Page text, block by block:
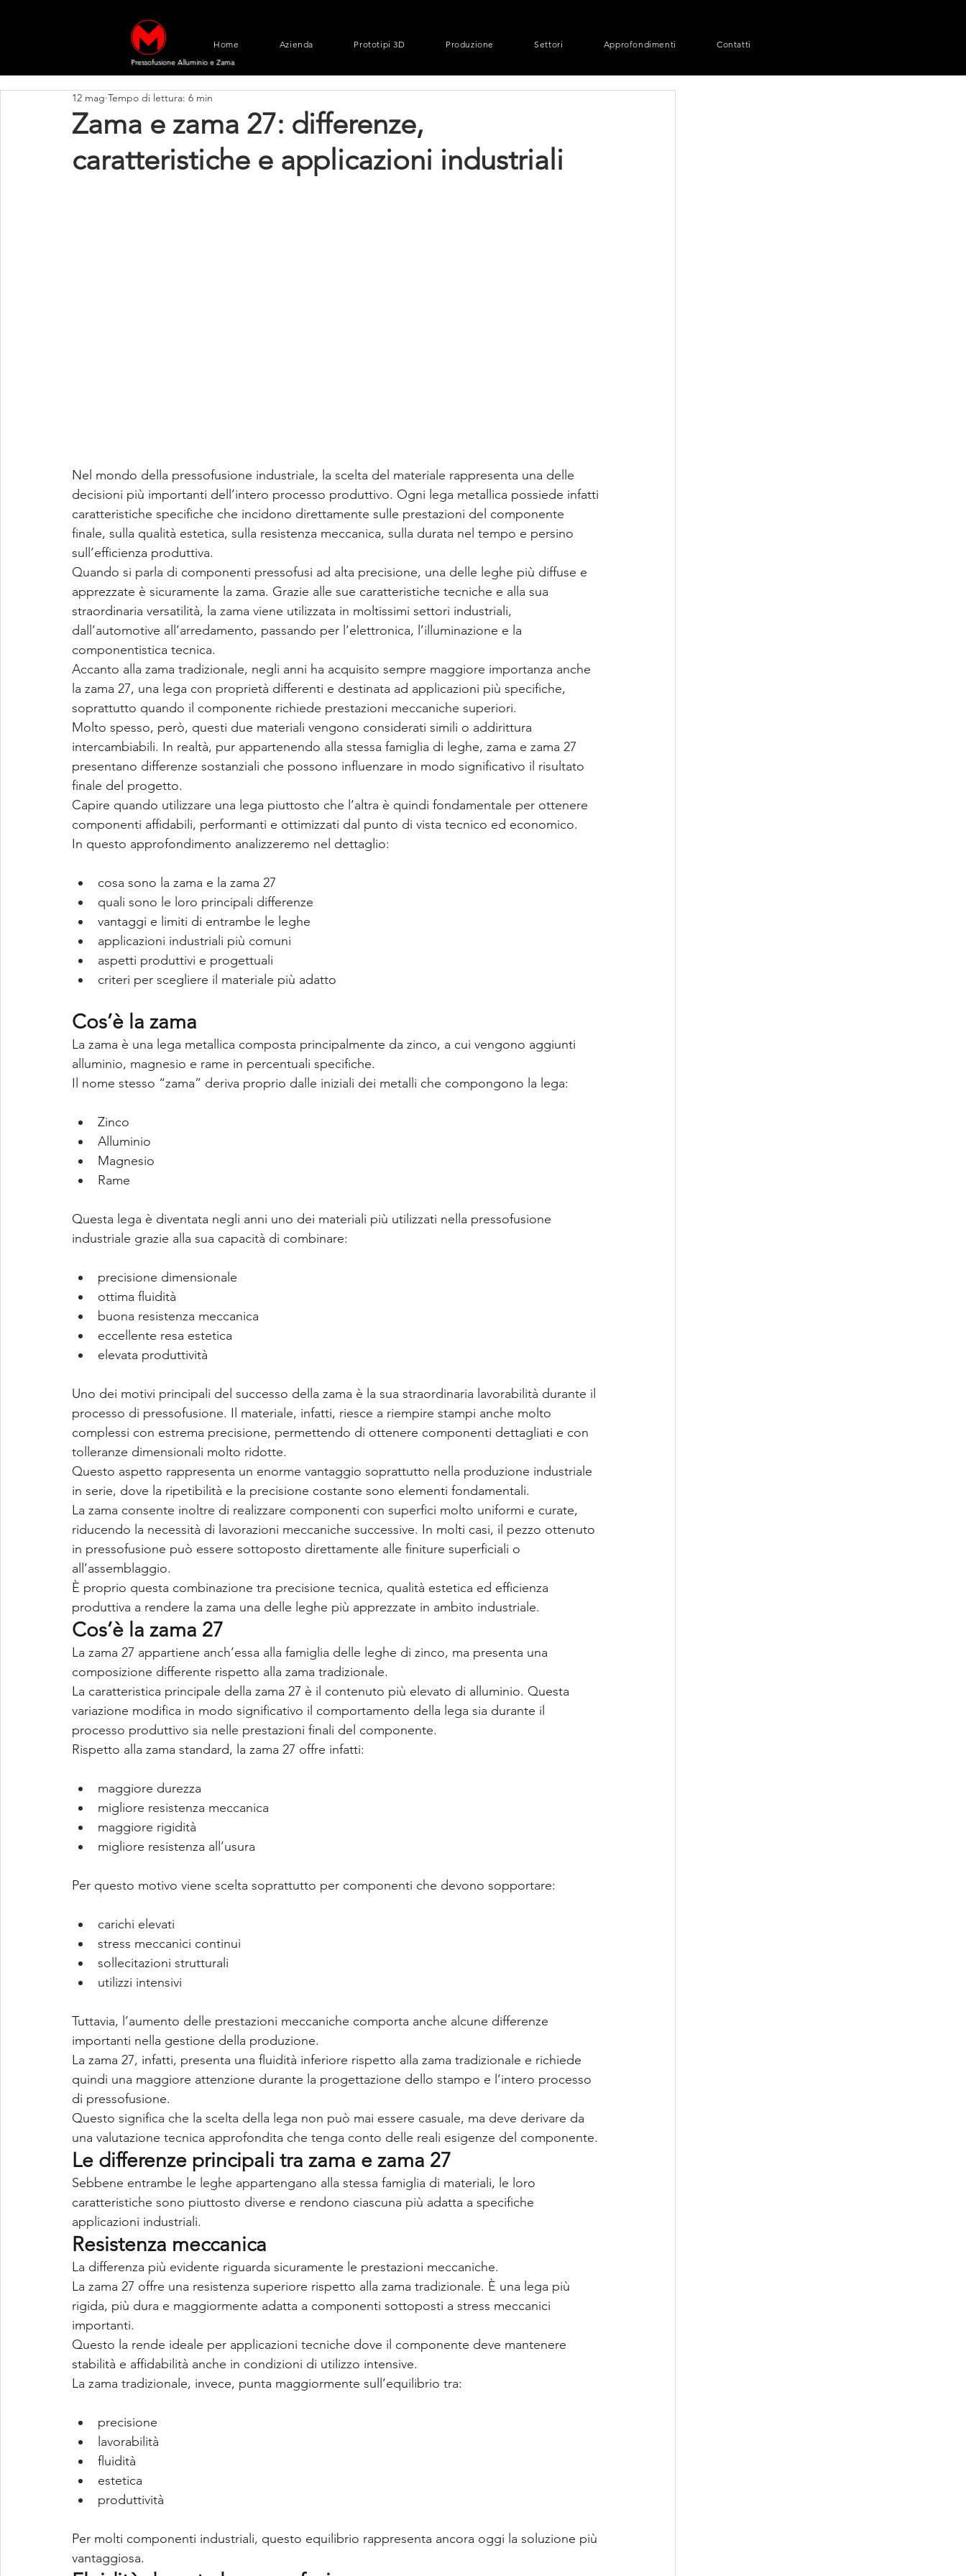
Home Azienda Prototipi 3D Produzione Settori Approfondimenti Contatti
Pressofusione Alluminio e Zama
Zama e zama 27: differenze,
caratteristiche e applicazioni industriali
12 mag Tempo di lettura: 6 min
Nel mondo della pressofusione industriale, la scelta del materiale rappresenta una delle
decisioni più importanti dell’intero processo produttivo. Ogni lega metallica possiede infatti
caratteristiche specifiche che incidono direttamente sulle prestazioni del componente
finale, sulla qualità estetica, sulla resistenza meccanica, sulla durata nel tempo e persino
sull’efficienza produttiva.
Quando si parla di componenti pressofusi ad alta precisione, una delle leghe più diffuse e
apprezzate è sicuramente la zama. Grazie alle sue caratteristiche tecniche e alla sua
straordinaria versatilità, la zama viene utilizzata in moltissimi settori industriali,
dall’automotive all’arredamento, passando per l’elettronica, l’illuminazione e la
componentistica tecnica.
Accanto alla zama tradizionale, negli anni ha acquisito sempre maggiore importanza anche
la zama 27, una lega con proprietà differenti e destinata ad applicazioni più specifiche,
soprattutto quando il componente richiede prestazioni meccaniche superiori.
Molto spesso, però, questi due materiali vengono considerati simili o addirittura
intercambiabili. In realtà, pur appartenendo alla stessa famiglia di leghe, zama e zama 27
presentano differenze sostanziali che possono influenzare in modo significativo il risultato
finale del progetto.
Capire quando utilizzare una lega piuttosto che l’altra è quindi fondamentale per ottenere
componenti affidabili, performanti e ottimizzati dal punto di vista tecnico ed economico.
In questo approfondimento analizzeremo nel dettaglio:
cosa sono la zama e la zama 27
quali sono le loro principali differenze
vantaggi e limiti di entrambe le leghe
applicazioni industriali più comuni
aspetti produttivi e progettuali
criteri per scegliere il materiale più adatto
Cos’è la zama
La zama è una lega metallica composta principalmente da zinco, a cui vengono aggiunti
alluminio, magnesio e rame in percentuali specifiche.
Il nome stesso “zama” deriva proprio dalle iniziali dei metalli che compongono la lega:
Zinco
Alluminio
Magnesio
Rame
Questa lega è diventata negli anni uno dei materiali più utilizzati nella pressofusione
industriale grazie alla sua capacità di combinare:
precisione dimensionale
ottima fluidità
buona resistenza meccanica
eccellente resa estetica
elevata produttività
Uno dei motivi principali del successo della zama è la sua straordinaria lavorabilità durante il
processo di pressofusione. Il materiale, infatti, riesce a riempire stampi anche molto
complessi con estrema precisione, permettendo di ottenere componenti dettagliati e con
tolleranze dimensionali molto ridotte.
Questo aspetto rappresenta un enorme vantaggio soprattutto nella produzione industriale
in serie, dove la ripetibilità e la precisione costante sono elementi fondamentali.
La zama consente inoltre di realizzare componenti con superfici molto uniformi e curate,
riducendo la necessità di lavorazioni meccaniche successive. In molti casi, il pezzo ottenuto
in pressofusione può essere sottoposto direttamente alle finiture superficiali o
all’assemblaggio.
È proprio questa combinazione tra precisione tecnica, qualità estetica ed efficienza
produttiva a rendere la zama una delle leghe più apprezzate in ambito industriale.
Cos’è la zama 27
La zama 27 appartiene anch’essa alla famiglia delle leghe di zinco, ma presenta una
composizione differente rispetto alla zama tradizionale.
La caratteristica principale della zama 27 è il contenuto più elevato di alluminio. Questa
variazione modifica in modo significativo il comportamento della lega sia durante il
processo produttivo sia nelle prestazioni finali del componente.
Rispetto alla zama standard, la zama 27 offre infatti:
maggiore durezza
migliore resistenza meccanica
maggiore rigidità
migliore resistenza all’usura
Per questo motivo viene scelta soprattutto per componenti che devono sopportare:
carichi elevati
stress meccanici continui
sollecitazioni strutturali
utilizzi intensivi
Tuttavia, l’aumento delle prestazioni meccaniche comporta anche alcune differenze
importanti nella gestione della produzione.
La zama 27, infatti, presenta una fluidità inferiore rispetto alla zama tradizionale e richiede
quindi una maggiore attenzione durante la progettazione dello stampo e l’intero processo
di pressofusione.
Questo significa che la scelta della lega non può mai essere casuale, ma deve derivare da
una valutazione tecnica approfondita che tenga conto delle reali esigenze del componente.
Le differenze principali tra zama e zama 27
Sebbene entrambe le leghe appartengano alla stessa famiglia di materiali, le loro
caratteristiche sono piuttosto diverse e rendono ciascuna più adatta a specifiche
applicazioni industriali.
Resistenza meccanica
La differenza più evidente riguarda sicuramente le prestazioni meccaniche.
La zama 27 offre una resistenza superiore rispetto alla zama tradizionale. È una lega più
rigida, più dura e maggiormente adatta a componenti sottoposti a stress meccanici
importanti.
Questo la rende ideale per applicazioni tecniche dove il componente deve mantenere
stabilità e affidabilità anche in condizioni di utilizzo intensive.
La zama tradizionale, invece, punta maggiormente sull’equilibrio tra:
precisione
lavorabilità
fluidità
estetica
produttività
Per molti componenti industriali, questo equilibrio rappresenta ancora oggi la soluzione più
vantaggiosa.